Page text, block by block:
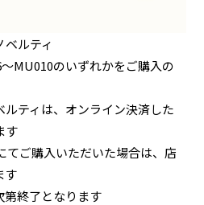
ルティ
MU010のいずれかをご購入の
ティは、オンライン決済した
す
てご購入いただいた場合は、店
す
第終了となります